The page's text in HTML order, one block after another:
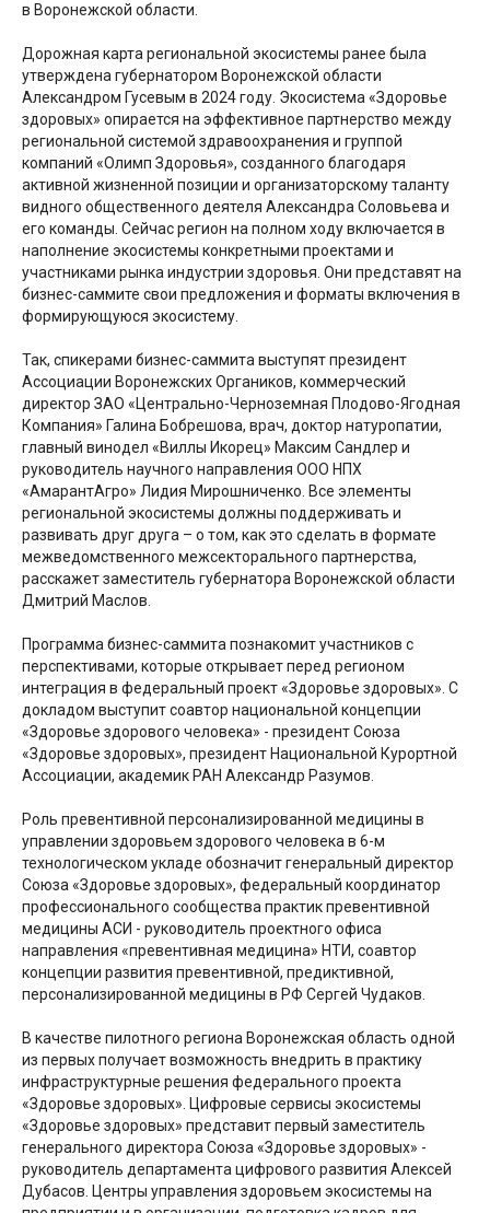
в Воронежской области.
Дорожная карта региональной экосистемы ранее была
утверждена губернатором Воронежской области
Александром Гусевым в 2024 году. Экосистема «Здоровье
здоровых» опирается на эффективное партнерство между
региональной системой здравоохранения и группой
компаний «Олимп Здоровья», созданного благодаря
активной жизненной позиции и организаторскому таланту
видного общественного деятеля Александра Соловьева и
его команды. Сейчас регион на полном ходу включается в
наполнение экосистемы конкретными проектами и
участниками рынка индустрии здоровья. Они представят на
бизнес-саммите свои предложения и форматы включения в
формирующуюся экосистему.
Так, спикерами бизнес-саммита выступят президент
Ассоциации Воронежских Органиков, коммерческий
директор ЗАО «Центрально-Черноземная Плодово-Ягодная
Компания» Галина Бобрешова, врач, доктор натуропатии,
главный винодел «Виллы Икорец» Максим Сандлер и
руководитель научного направления ООО НПХ
«АмарантАгро» Лидия Мирошниченко. Все элементы
региональной экосистемы должны поддерживать и
развивать друг друга – о том, как это сделать в формате
межведомственного межсекторального партнерства,
расскажет заместитель губернатора Воронежской области
Дмитрий Маслов.
Программа бизнес-саммита познакомит участников с
перспективами, которые открывает перед регионом
интеграция в федеральный проект «Здоровье здоровых». С
докладом выступит соавтор национальной концепции
«Здоровье здорового человека» - президент Союза
«Здоровье здоровых», президент Национальной Курортной
Ассоциации, академик РАН Александр Разумов.
Роль превентивной персонализированной медицины в
управлении здоровьем здорового человека в 6-м
технологическом укладе обозначит генеральный директор
Союза «Здоровье здоровых», федеральный координатор
профессионального сообщества практик превентивной
медицины АСИ - руководитель проектного офиса
направления «превентивная медицина» НТИ, соавтор
концепции развития превентивной, предиктивной,
персонализированной медицины в РФ Сергей Чудаков.
В качестве пилотного региона Воронежская область одной
из первых получает возможность внедрить в практику
инфраструктурные решения федерального проекта
«Здоровье здоровых». Цифровые сервисы экосистемы
«Здоровье здоровых» представит первый заместитель
генерального директора Союза «Здоровье здоровых» -
руководитель департамента цифрового развития Алексей
Дубасов. Центры управления здоровьем экосистемы на